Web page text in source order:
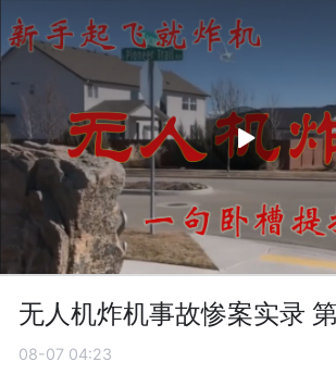
无人机炸机事故惨案实录
08-07 04:23